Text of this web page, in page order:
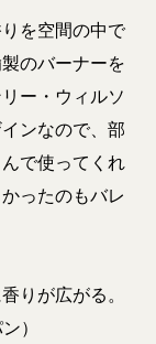
を空間の中で
のバーナーを
ー・ウィルソ
ンなので、部
で使ってくれ
ったのもバレ
りが広がる。
）